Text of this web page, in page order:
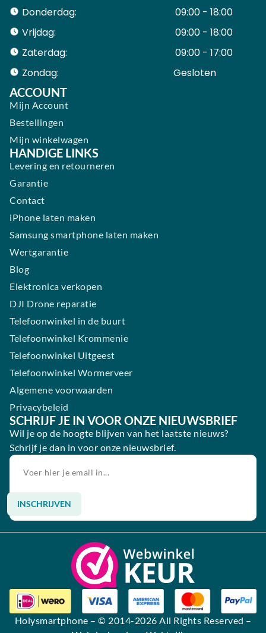
Donderdag:
09:00 - 18:00
Vrijdag:
09:00 - 18:00
Zaterdag:
09:00 - 17:00
Zondag:
Gesloten ​ ​ ​ ​ ​ ​ ​
ACCOUNT
Mijn Account
Bestellingen
Mijn winkelwagen
HANDIGE LINKS
Levering en retourneren
Garantie
Contact
iPhone laten maken
Samsung smartphone laten maken
Wertgarantie
Blog
Elektronica verkopen
DJI Drone reparatie
Telefoonwinkel in de buurt
Telefoonwinkel Krommenie
Telefoonwinkel Uitgeest
Telefoonwinkel Wormerveer
Algemene voorwaarden
Privacybeleid
SCHRIJF JE IN VOOR ONZE NIEUWSBRIEF
Wil je op de hoogte blijven van het laatste nieuws?
Schrijf je dan in voor onze nieuwsbrief.
INSCHRIJVEN
Alternative:
Holysmartphone – © 2014-2026 All Rights Reserved –